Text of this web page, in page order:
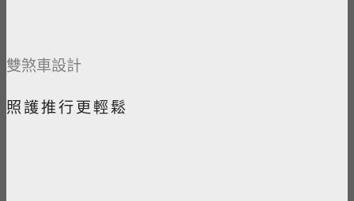
​雙煞車設計​​
照護推行更輕鬆